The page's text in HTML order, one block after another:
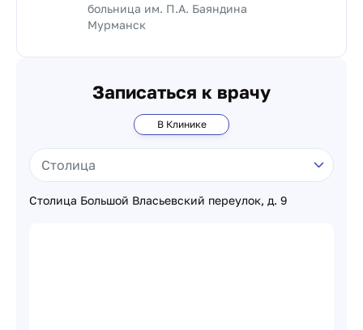
больница им. П.А. Баяндина
Мурманск
Записаться к врачу
В Клинике
Столица Большой Власьевский переулок, д. 9